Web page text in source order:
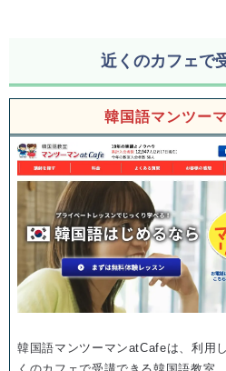
近くのカフェで
韓国語マンツー
韓国語マンツーマンatCafeは、利用